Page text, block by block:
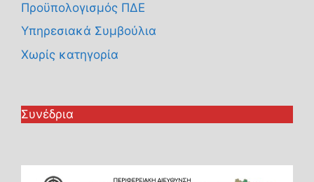
Προϋπολογισμός ΠΔΕ
Υπηρεσιακά Συμβούλια
Χωρίς κατηγορία
Συνέδρια